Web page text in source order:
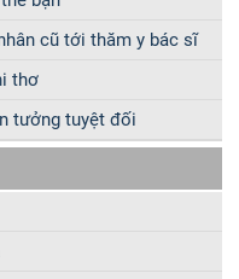
cũ tới thăm y bác sĩ
thơ
tưởng tuyệt đối